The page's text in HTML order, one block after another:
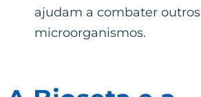
ajudam a combater outros
microorganismos.